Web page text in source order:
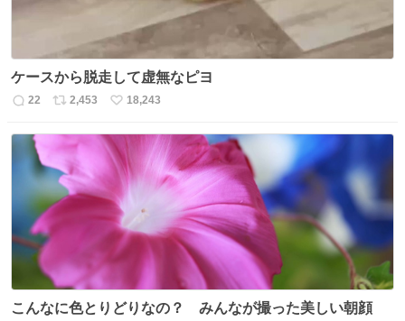
ケースから脱走して虚無なピヨ
返
22
リ
ト
数
2,453
い
ね
数
18,243
こんなに色とりどりなの？ みんなが撮った美しい朝顔